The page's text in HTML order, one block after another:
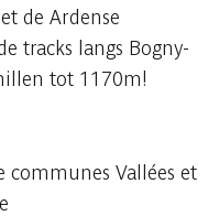
de Ardense
tracks langs Bogny-
tot 1170m!
communes Vallées et